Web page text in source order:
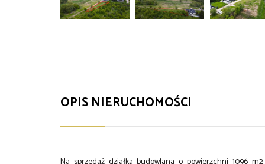
OPIS NIERUCHOMOŚCI